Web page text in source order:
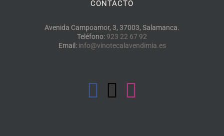
CONTACTO
Avenida Campoamor, 3, 37003, Salamanca.
Teléfono: 923 22 67 92
Email: info@vinotecalavendimia.es